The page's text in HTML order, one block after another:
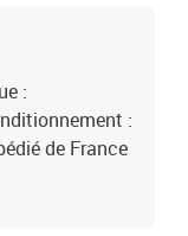
:
:
de France